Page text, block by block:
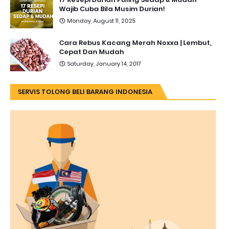
Wajib Cuba Bila Musim Durian!
Monday, August 11, 2025
Cara Rebus Kacang Merah Noxxa | Lembut,
Cepat Dan Mudah
Saturday, January 14, 2017
SERVIS TOLONG BELI BARANG INDONESIA